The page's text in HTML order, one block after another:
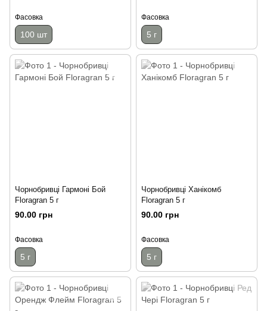
Фасовка
100 шт
Фасовка
5 г
Чорнобривці Гармоні Бой
Floragran 5 г
90.00 грн
Фасовка
5 г
Чорнобривці Ханікомб
Floragran 5 г
90.00 грн
Фасовка
5 г